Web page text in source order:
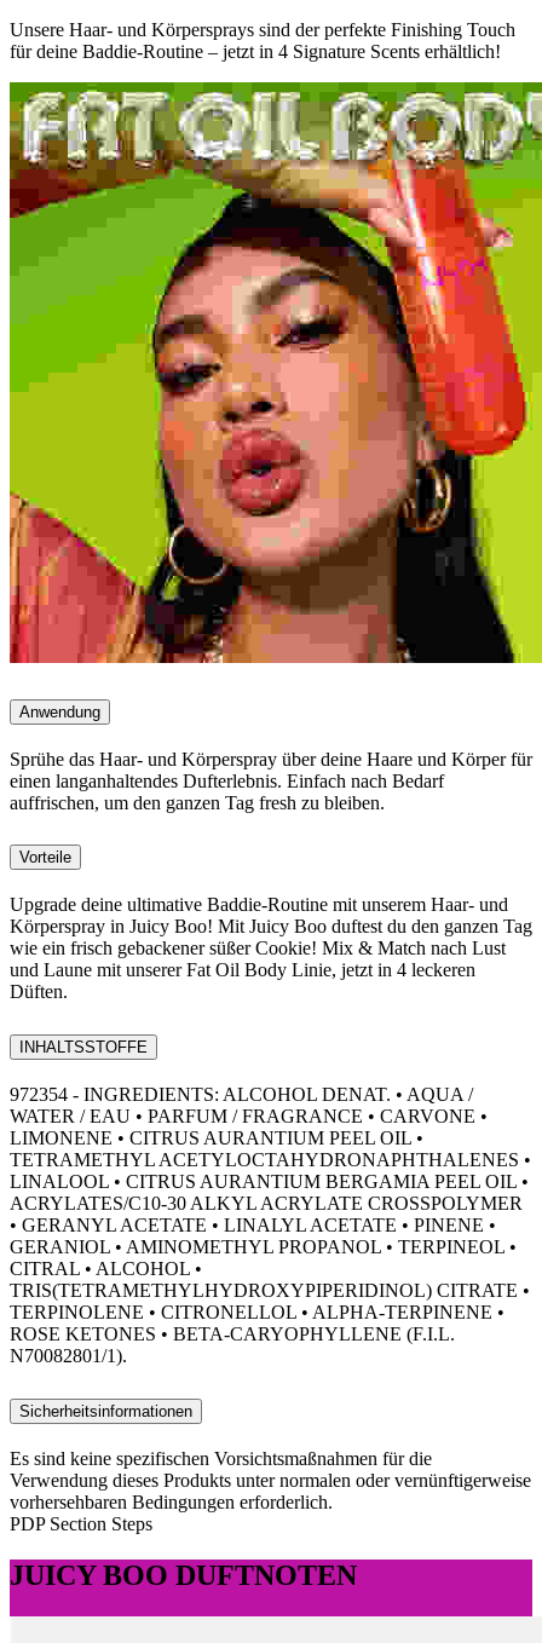
Unsere Haar- und Körpersprays sind der perfekte Finishing Touch
für deine Baddie-Routine – jetzt in 4 Signature Scents erhältlich!
Anwendung
Sprühe das Haar- und Körperspray über deine Haare und Körper für
einen langanhaltendes Dufterlebnis. Einfach nach Bedarf
auffrischen, um den ganzen Tag fresh zu bleiben.
Vorteile
Upgrade deine ultimative Baddie-Routine mit unserem Haar- und
Körperspray in Juicy Boo! Mit Juicy Boo duftest du den ganzen Tag
wie ein frisch gebackener süßer Cookie! Mix & Match nach Lust
und Laune mit unserer Fat Oil Body Linie, jetzt in 4 leckeren
Düften.
INHALTSSTOFFE
972354 - INGREDIENTS: ALCOHOL DENAT. • AQUA /
WATER / EAU • PARFUM / FRAGRANCE • CARVONE •
LIMONENE • CITRUS AURANTIUM PEEL OIL •
TETRAMETHYL ACETYLOCTAHYDRONAPHTHALENES •
LINALOOL • CITRUS AURANTIUM BERGAMIA PEEL OIL •
ACRYLATES/C10-30 ALKYL ACRYLATE CROSSPOLYMER
• GERANYL ACETATE • LINALYL ACETATE • PINENE •
GERANIOL • AMINOMETHYL PROPANOL • TERPINEOL •
CITRAL • ALCOHOL •
TRIS(TETRAMETHYLHYDROXYPIPERIDINOL) CITRATE •
TERPINOLENE • CITRONELLOL • ALPHA-TERPINENE •
ROSE KETONES • BETA-CARYOPHYLLENE (F.I.L.
N70082801/1).
Sicherheitsinformationen
Es sind keine spezifischen Vorsichtsmaßnahmen für die
Verwendung dieses Produkts unter normalen oder vernünftigerweise
vorhersehbaren Bedingungen erforderlich.
PDP Section Steps
JUICY BOO DUFTNOTEN